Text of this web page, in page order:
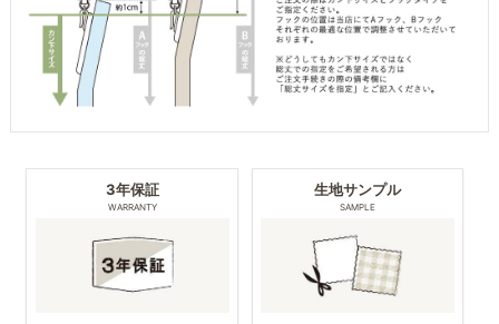
3年保証
WARRANTY
生地サンプル
SAMPLE